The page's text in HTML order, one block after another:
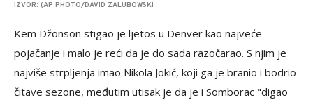
IZVOR: (AP PHOTO/DAVID ZALUBOWSKI
Kem Džonson stigao je ljetos u Denver kao najveće
pojačanje i malo je reći da je do sada razočarao. S njim je
najviše strpljenja imao Nikola Jokić, koji ga je branio i bodrio
čitave sezone, međutim utisak je da je i Somborac "digao